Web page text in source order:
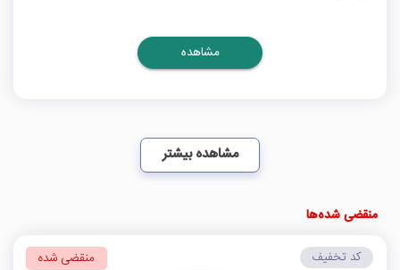
مشاهده
مشاهده بیشتر
منقضی شده‌ها
کد تخفیف منقضی شده